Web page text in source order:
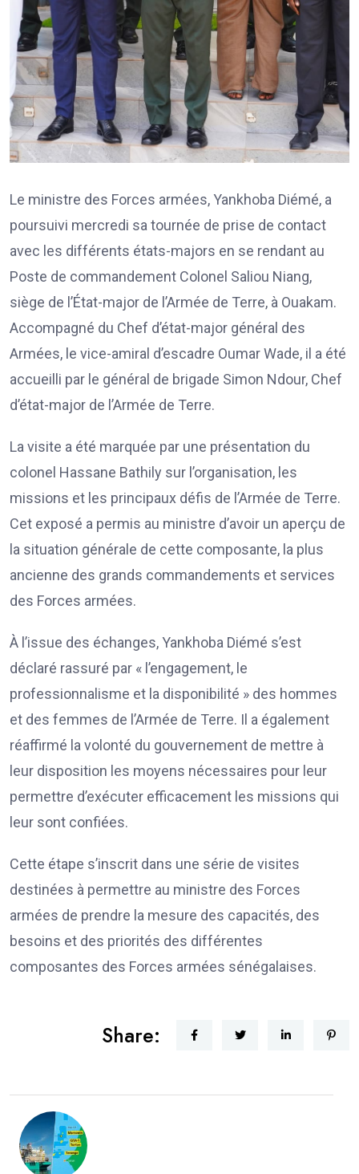
Le ministre des Forces armées, Yankhoba Diémé, a
poursuivi mercredi sa tournée de prise de contact
avec les différents états-majors en se rendant au
Poste de commandement Colonel Saliou Niang,
siège de l’État-major de l’Armée de Terre, à Ouakam.
Accompagné du Chef d’état-major général des
Armées, le vice-amiral d’escadre Oumar Wade, il a été
accueilli par le général de brigade Simon Ndour, Chef
d’état-major de l’Armée de Terre.
La visite a été marquée par une présentation du
colonel Hassane Bathily sur l’organisation, les
missions et les principaux défis de l’Armée de Terre.
Cet exposé a permis au ministre d’avoir un aperçu de
la situation générale de cette composante, la plus
ancienne des grands commandements et services
des Forces armées.
À l’issue des échanges, Yankhoba Diémé s’est
déclaré rassuré par « l’engagement, le
professionnalisme et la disponibilité » des hommes
et des femmes de l’Armée de Terre. Il a également
réaffirmé la volonté du gouvernement de mettre à
leur disposition les moyens nécessaires pour leur
permettre d’exécuter efficacement les missions qui
leur sont confiées.
Cette étape s’inscrit dans une série de visites
destinées à permettre au ministre des Forces
armées de prendre la mesure des capacités, des
besoins et des priorités des différentes
composantes des Forces armées sénégalaises.
Share: